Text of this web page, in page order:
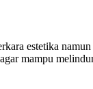
estetika
mampu